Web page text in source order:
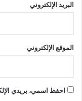
البريد الإلكتروني
الموقع الإلكتروني
احفظ اسمي، بريدي